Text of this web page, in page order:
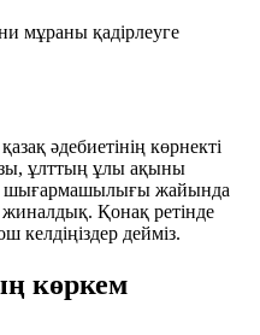
мұраны қадірлеуге
әдебиетінің көрнекті
ұлттың ұлы ақыны
шығармашылығы жайында
жиналдық. Қонақ ретінде
келдіңіздер дейміз.
көркем